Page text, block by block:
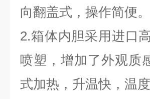
向翻盖式，操作简便。
2.箱体内胆采用进口
喷塑，增加了外观质
式加热，升温快，温度